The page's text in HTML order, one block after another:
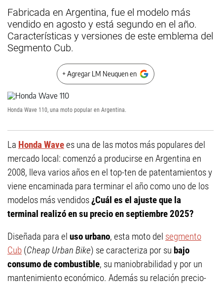
Fabricada en Argentina, fue el modelo más
vendido en agosto y está segundo en el año.
Características y versiones de este emblema del
Segmento Cub.
+ Agregar LM Neuquen en
Honda Wave 110, una moto popular en Argentina.
La Honda Wavees una de las motos más populares del
mercado local: comenzó a producirse en Argentina en
2008, lleva varios años en el top-ten de patentamientos y
viene encaminada para terminar el año como uno de los
modelos más vendidos¿Cuál es el ajuste que la
terminal realizó en su precio en septiembre 2025?
Diseñada para el uso urbano, esta moto del segmento
Cub (Cheap Urban Bike) se caracteriza por su bajo
consumo de combustible, su maniobrabilidad y por un
mantenimiento económico. Además su relación precio-